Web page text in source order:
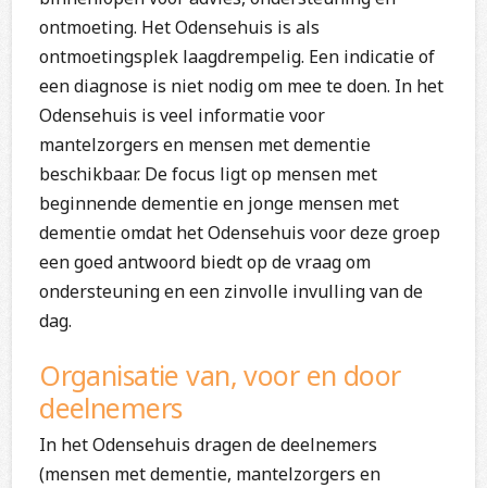
ontmoeting. Het Odensehuis is als
ontmoetingsplek laagdrempelig. Een indicatie of
een diagnose is niet nodig om mee te doen. In het
Odensehuis is veel informatie voor
mantelzorgers en mensen met dementie
beschikbaar. De focus ligt op mensen met
beginnende dementie en jonge mensen met
dementie omdat het Odensehuis voor deze groep
een goed antwoord biedt op de vraag om
ondersteuning en een zinvolle invulling van de
dag.
Organisatie van, voor en door
deelnemers
In het Odensehuis dragen de deelnemers
(mensen met dementie, mantelzorgers en